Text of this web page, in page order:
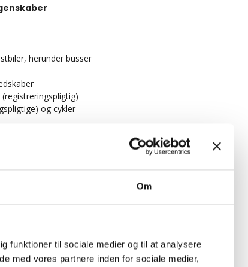
Om
funktioner til sociale medier og til at analysere
med vores partnere inden for sociale medier,
herunder busser
og cykler
begrænsning
reaktionsevnen